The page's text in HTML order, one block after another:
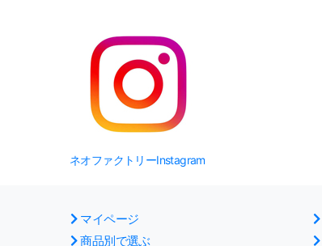
ネオファクトリーInstagram
マイページ
商品別で選ぶ